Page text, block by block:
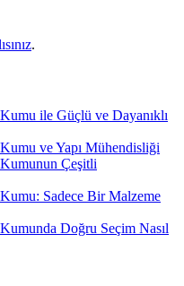
.
ile Güçlü ve Dayanıklı
ve Yapı Mühendisliği
Çeşitli
Sadece Bir Malzeme
Doğru Seçim Nasıl